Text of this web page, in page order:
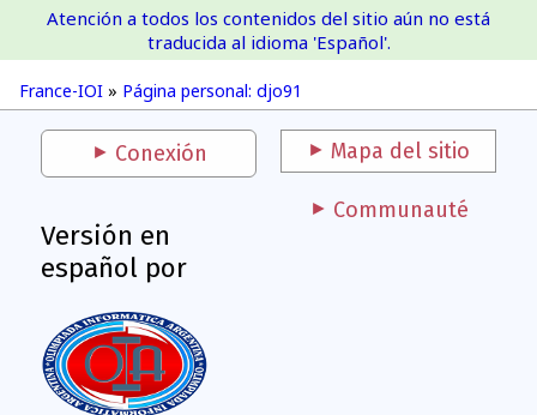
France-IOI
France-IOI » Página personal: djo91
Atención a todos los contenidos del sitio aún no está
traducida al idioma 'Español'.
Conexión Mapa del sitio
Versión en
español por
Communauté